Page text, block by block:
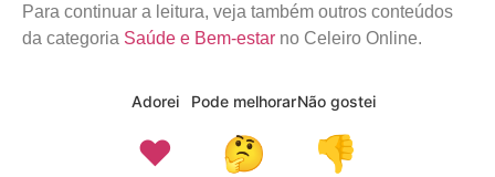
Para continuar a leitura, veja também outros conteúdos
da categoria Saúde e Bem-estar no Celeiro Online.
Adorei
❤️
Pode melhorar
🤔
Não gostei
👎